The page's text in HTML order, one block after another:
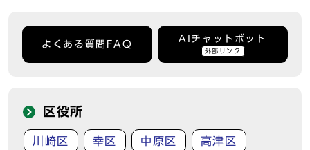
よくある質問FAQ
AIチャットボット
外部リンク
区役所
川崎区 幸区 中原区 高津区